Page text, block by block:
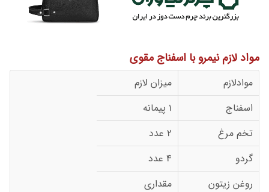
مواد لازم نیمرو با اسفناج مقوی
موادلازم
میزان لازم
اسفناج
1 پیمانه
تخم مرغ
2 عدد
گردو
4 عدد
روغن زیتون
مقداری